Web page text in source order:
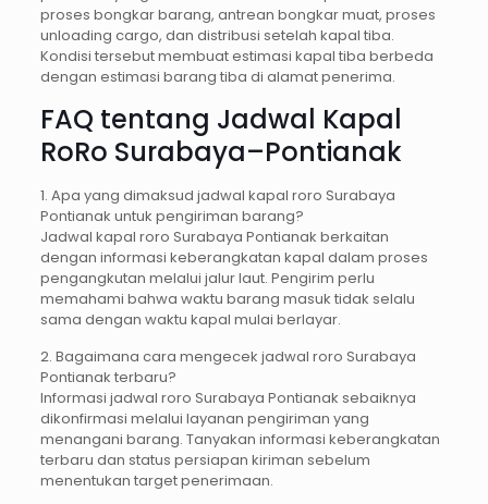
proses bongkar barang, antrean bongkar muat, proses
unloading cargo, dan distribusi setelah kapal tiba.
Kondisi tersebut membuat estimasi kapal tiba berbeda
dengan estimasi barang tiba di alamat penerima.
FAQ tentang Jadwal Kapal
RoRo Surabaya–Pontianak
1. Apa yang dimaksud jadwal kapal roro Surabaya
Pontianak untuk pengiriman barang?
Jadwal kapal roro Surabaya Pontianak berkaitan
dengan informasi keberangkatan kapal dalam proses
pengangkutan melalui jalur laut. Pengirim perlu
memahami bahwa waktu barang masuk tidak selalu
sama dengan waktu kapal mulai berlayar.
2. Bagaimana cara mengecek jadwal roro Surabaya
Pontianak terbaru?
Informasi jadwal roro Surabaya Pontianak sebaiknya
dikonfirmasi melalui layanan pengiriman yang
menangani barang. Tanyakan informasi keberangkatan
terbaru dan status persiapan kiriman sebelum
menentukan target penerimaan.